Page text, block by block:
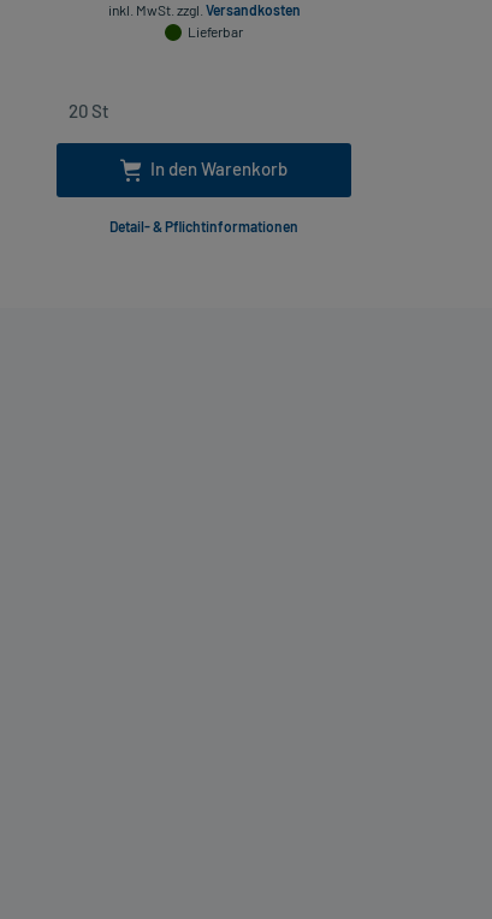
inkl. MwSt. zzgl. Versandkosten
Lieferbar
In den Warenkorb
Detail- & Pflichtinformationen